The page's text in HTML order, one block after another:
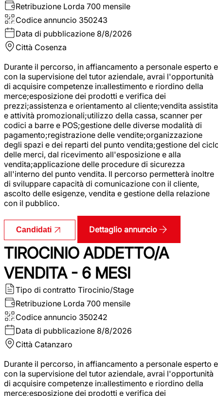
Retribuzione Lorda 700 mensile
Codice annuncio 350243
Data di pubblicazione 8/8/2026
Città Cosenza
Durante il percorso, in affiancamento a personale esperto e
con la supervisione del tutor aziendale, avrai l'opportunità
di acquisire competenze in:allestimento e riordino della
merce;esposizione dei prodotti e verifica dei
prezzi;assistenza e orientamento al cliente;vendita assistita
e attività promozionali;utilizzo della cassa, scanner per
codici a barre e POS;gestione delle diverse modalità di
pagamento;registrazione delle vendite;organizzazione
degli spazi e dei reparti del punto vendita;gestione del
delle merci, dal ricevimento all'esposizione e alla
vendita;applicazione delle procedure di sicurezza
all'interno del punto vendita. Il percorso permetterà inoltre
di sviluppare capacità di comunicazione con il cliente,
ascolto delle esigenze, vendita e gestione della relazione
con il pubblico.
Candidati Dettaglio annuncio
TIROCINIO ADDETTO/A
VENDITA - 6 MESI
Tipo di contratto Tirocinio/Stage
Retribuzione Lorda 700 mensile
Codice annuncio 350242
Data di pubblicazione 8/8/2026
Città Catanzaro
Durante il percorso, in affiancamento a personale esperto e
con la supervisione del tutor aziendale, avrai l'opportunità
di acquisire competenze in:allestimento e riordino della
merce;esposizione dei prodotti e verifica dei